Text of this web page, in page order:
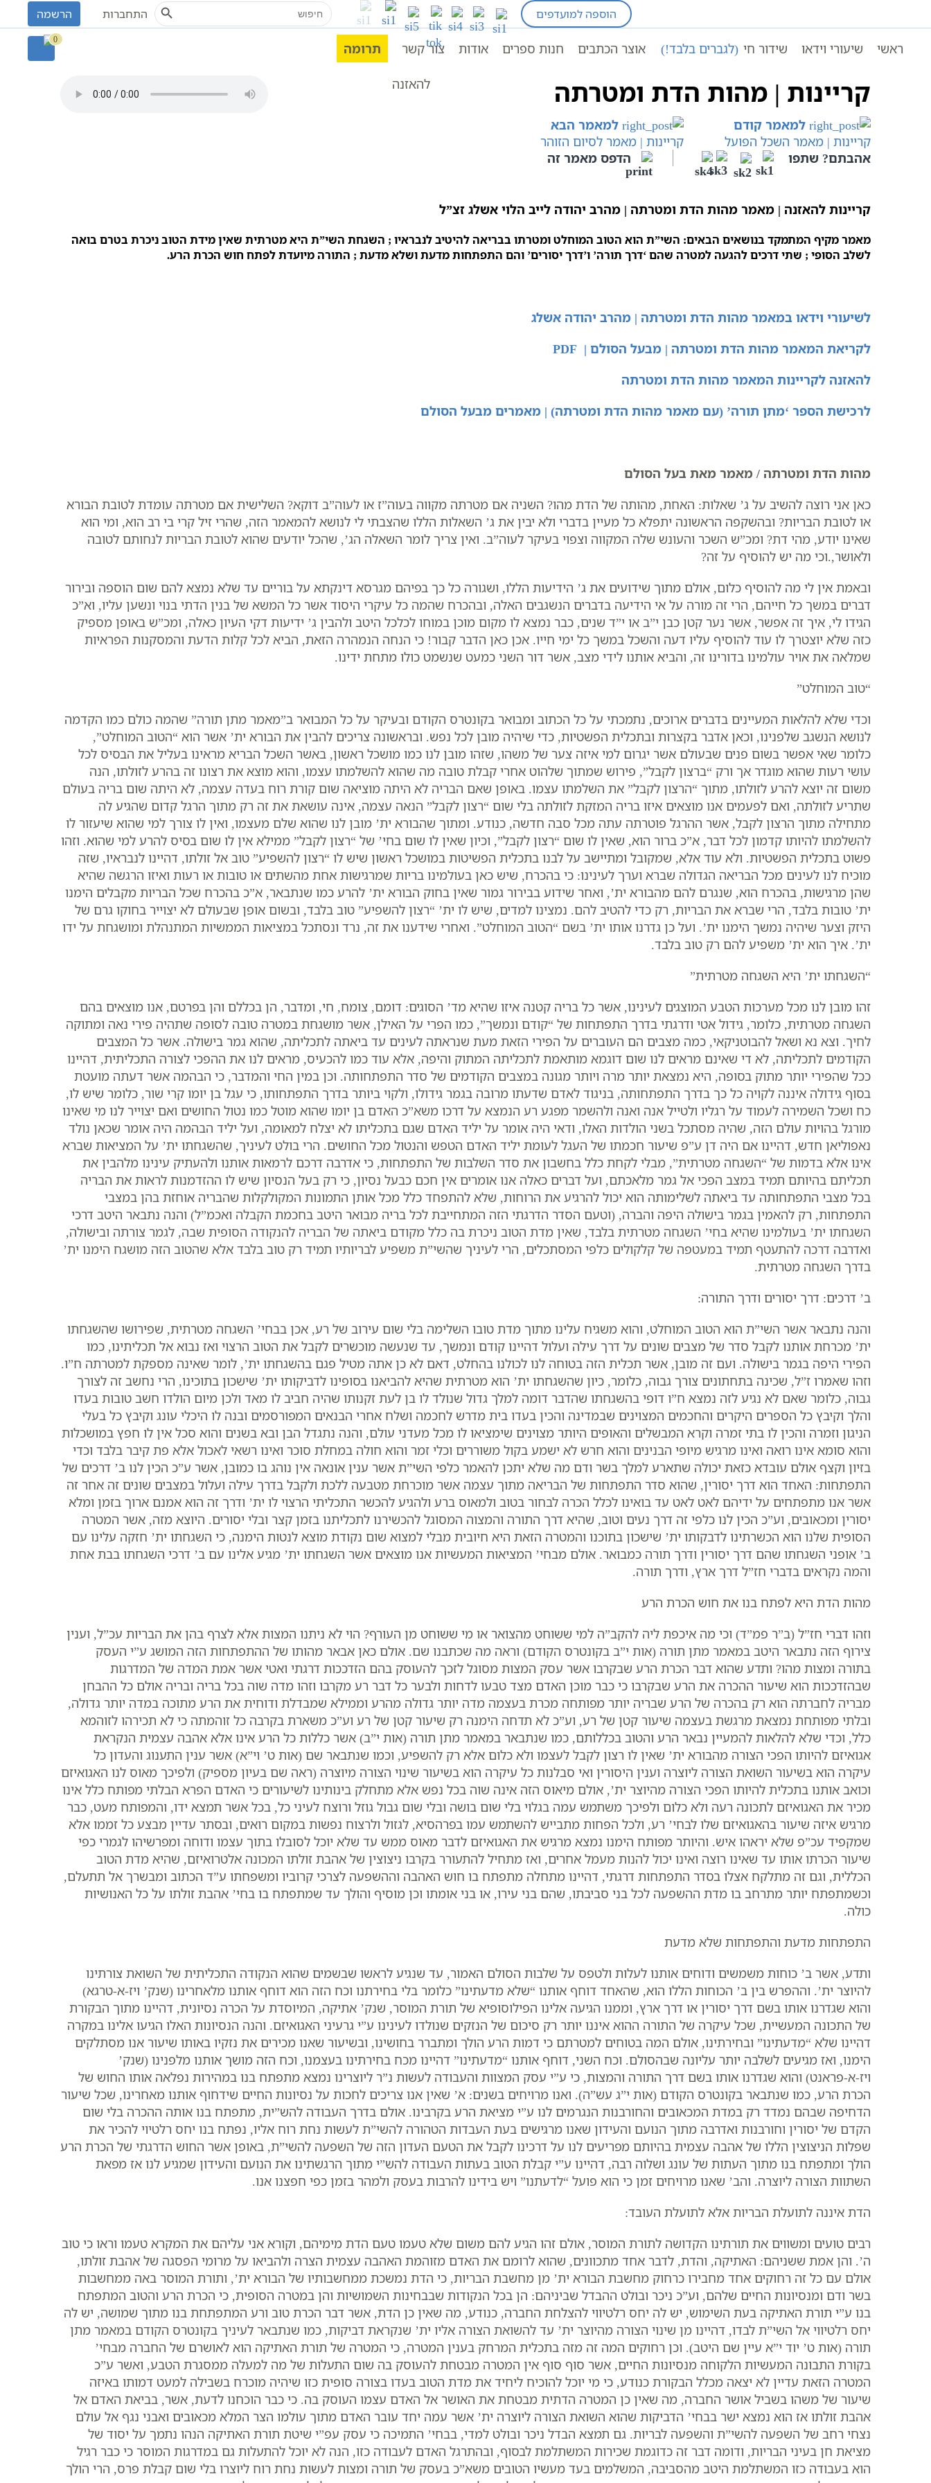
to
הוספה למועדפים Search
for: התחברות הרשמה
ראשי שיעורי וידאו שידור חי (לגברים בלבד!) אוצר הכתבים חנות ספרים אודות צור קשר תרומה
0
עמוד ראשי קריינות | מהות הדת ומטרתה
קריינות | מהות הדת ומטרתה להאזנה
קריינות להאזנה | מאמר מהות הדת ומטרתה | מהרב יהודה לייב הלוי אשלג זצ”ל
מאמר מקיף המתמקד בנושאים הבאים: השי”ת הוא הטוב המוחלט ומטרתו בבריאה להיטיב לנבראיו ; השגחת השי”ת היא מטרתית שאין מידת הטוב ניכרת בטרם בואה
לשלב הסופי ; שתי דרכים להגעה למטרה שהם ‘דרך תורה’ ו’דרך יסורים’ והם התפתחות מדעת ושלא מדעת ; התורה מיועדת לפתח חוש הכרת הרע.
לשיעורי וידאו במאמר מהות הדת ומטרתה | מהרב יהודה אשלג
לקריאת המאמר מהות הדת ומטרתה | מבעל הסולם | PDF
להאזנה לקריינות המאמר מהות הדת ומטרתה
לרכישת הספר ‘מתן תורה’ (עם מאמר מהות הדת ומטרתה) | מאמרים מבעל הסולם
מהות הדת ומטרתה / מאמר מאת בעל הסולם
כאן אני רוצה להשיב על ג’ שאלות: האחת, מהותה של הדת מהו? השניה אם מטרתה מקווה בעוה”ז או לעוה”ב דוקא? השלישית אם מטרתה עומדת לטובת הבורא
או לטובת הבריות? ובהשקפה הראשונה יתפלא כל מעיין בדברי ולא יבין את ג’ השאלות הללו שהצבתי לי לנושא להמאמר הזה, שהרי זיל קרי בי רב הוא, ומי הוא
שאינו יודע, מהי דת? ומכ”ש השכר והעונש שלה המקווה וצפוי בעיקר לעוה”ב. ואין צריך לומר השאלה הג’, שהכל יודעים שהוא לטובת הבריות לנחותם לטובה
ולאושר,.וכי מה יש להוסיף על זה?
ובאמת אין לי מה להוסיף כלום, אולם מתוך שידועים את ג’ הידיעות הללו, ושגורה כל כך בפיהם מגרסא דינקתא על בוריים עד שלא נמצא להם שום הוספה ובירור
דברים במשך כל חייהם, הרי זה מורה על אי הידיעה בדברים הנשגבים האלה, ובהכרח שהמה כל עיקרי היסוד אשר כל המשא של בנין הדתי בנוי ונשען עליו, וא”כ
הגידו לי, איך זה אפשר, אשר נער קטן כבן י”ב או י”ד שנים, כבר נמצא לו מקום מוכן במוחו לכלכל היטב ולהבין ג’ ידיעות דקי העיון כאלה, ומכ”ש באופן מספיק
כזה שלא יוצטרך לו עוד להוסיף עליו דעה והשכל במשך כל ימי חייו. אכן כאן הדבר קבור! כי הנחה הנמהרה הזאת, הביא לכל קלות הדעת והמסקנות הפראיות
שמלאה את אויר עולמינו בדורינו זה, והביא אותנו לידי מצב, אשר דור השני כמעט שנשמט כולו מתחת ידינו.
“טוב המוחלט”
וכדי שלא להלאות המעיינים בדברים ארוכים, נתמכתי על כל הכתוב ומבואר בקונטרס הקודם ובעיקר על כל המבואר ב”מאמר מתן תורה” שהמה כולם כמו הקדמה
לנושא הנשגב שלפנינו, וכאן אדבר בקצרות ובתכלית הפשטיות, כדי שיהיה מובן לכל נפש. ובראשונה צריכים להבין את הבורא ית’ אשר הוא “הטוב המוחלט”,
כלומר שאי אפשר בשום פנים שבעולם אשר יגרום למי איזה צער של משהו, שזהו מובן לנו כמו מושכל ראשון, באשר השכל הבריא מראינו בעליל את הבסיס לכל
עושי רעות שהוא מוגדר אך ורק “ברצון לקבל”, פירוש שמתוך שלהוט אחרי קבלת טובה מה שהוא להשלמתו עצמו, והוא מוצא את רצונו זה בהרע לזולתו, הנה
משום זה יוצא להרע לזולתו, מתוך “הרצון לקבל” את השלמתו עצמו. באופן שאם הבריה לא היתה מוציאה שום קורת רוח בעדה עצמה, לא היתה שום בריה בעולם
שתריע לזולתה, ואם לפעמים אנו מוצאים איזו בריה המזקת לזולתה בלי שום “רצון לקבל” הנאה עצמה, אינה עושאת את זה רק מתוך הרגל קדום שהגיע לה
מתחילה מתוך הרצון לקבל, אשר ההרגל פוטרתה עתה מכל סבה חדשה, כנודע. ומתוך שהבורא ית’ מובן לנו שהוא שלם מעצמו, ואין לו צורך למי שהוא שיעזור לו
להשלמתו להיותו קדמון לכל דבר, א”כ ברור הוא, שאין לו שום “רצון לקבל”, וכיון שאין לו שום בחי’ של “רצון לקבל” ממילא אין לו שום בסיס להרע למי שהוא. וזהו
פשוט בתכלית הפשטיות. ולא עוד אלא, שמקובל ומתיישב על לבנו בתכלית הפשיטות במושכל ראשון שיש לו “רצון להשפיע” טוב אל זולתו, דהיינו לנבראיו, שזה
מוכיח לנו לעינים מכל הבריאה הגדולה שברא וערך לעינינו: כי בהכרח, שיש כאן בעולמינו בריות שמרגישות אחת מהשתים או טובות או רעות ואיזו הרגשה שהיא
שהן מרגישות, בהכרח הוא, שנגרם להם מהבורא ית’, ואחר שידוע בבירור גמור שאין בחוק הבורא ית’ להרע כמו שנתבאר, א”כ בהכרח שכל הבריות מקבלים הימנו
ית’ טובות בלבד, הרי שברא את הבריות, רק כדי להטיב להם. נמצינו למדים, שיש לו ית’ “רצון להשפיע” טוב בלבד, ובשום אופן שבעולם לא יצוייר בחוקו גרם של
היזק וצער שיהיה נמשך הימנו ית’. ועל כן גדרנו אותו ית’ בשם “הטוב המוחלט”. ואחרי שידענו את זה, נרד ונסתכל במציאות הממשיות המתנהלת ומושגחת על ידו
ית’. איך הוא ית’ משפיע להם רק טוב בלבד.
“השגחתו ית’ היא השגחה מטרתית”
זהו מובן לנו מכל מערכות הטבע המוצגים לעינינו, אשר כל בריה קטנה איזו שהיא מד’ הסוגים: דומם, צומח, חי, ומדבר, הן בכללם והן בפרטם, אנו מוצאים בהם
השגחה מטרתית, כלומר, גידול אטי ודרגתי בדרך התפתחות של “קודם ונמשך”, כמו הפרי על האילן, אשר מושגחת במטרה טובה לסופה שתהיה פירי נאה ומתוקה
לחיך. וצא נא ושאל להבוטניקאי, כמה מצבים הם העוברים על הפירי הזאת מעת שנראתה לעינים עד ביאתה לתכליתה, שהוא גמר בישולה. אשר כל המצבים
הקודמים לתכליתה, לא די שאינם מראים לנו שום דוגמא מותאמת לתכליתה המתוק והיפה, אלא עוד כמו להכעיס, מראים לנו את ההפכי לצורה התכליתית, דהיינו
ככל שהפירי יותר מתוק בסופה, היא נמצאת יותר מרה ויותר מגונה במצבים הקודמים של סדר התפתחותה. וכן במין החי והמדבר, כי הבהמה אשר דעתה מועטת
בסוף גידולה איננה לקויה כל כך בדרך התפתחותה, בניגוד לאדם שדעתו מרובה בגמר גידולו, ולקוי ביותר בדרך התפתחותו, כי עגל בן יומו קרי שור, כלומר שיש לו,
כח ושכל השמירה לעמוד על רגליו ולטייל אנה ואנה ולהשמר מפגע רע הנמצא על דרכו משא”כ האדם בן יומו שהוא מוטל כמו נטול החושים ואם יצוייר לנו מי שאינו
מורגל בהויות עולם הזה, שהיה מסתכל בשני הולדות האלו, ודאי היה אומר על יליד האדם שגם בתכליתו לא יצלח למאומה, ועל יליד הבהמה היה אומר שכאן נולד
נאפוליאן חדש, דהיינו אם היה דן ע”פ שיעור חכמתו של העגל לעומת יליד האדם הטפש והנטול מכל החושים. הרי בולט לעיניך, שהשגחתו ית’ על המציאות שברא
אינו אלא בדמות של “השגחה מטרתית”, מבלי לקחת כלל בחשבון את סדר השלבות של התפתחות, כי אדרבה דרכם לרמאות אותנו ולהעתיק עינינו מלהבין את
תכליתם בהיותם תמיד במצב הפכי אל גמר מלאכתם, ועל דברים כאלה אנו אומרים אין חכם כבעל נסיון, כי רק בעל הנסיון שיש לו ההזדמנות לראות את הבריה
בכל מצבי התפתחותה עד ביאתה לשלימותה הוא יכול להרגיע את הרוחות, שלא להתפחד כלל מכל אותן התמונות המקולקלות שהבריה אוחזת בהן במצבי
התפתחות, רק להאמין בגמר בישולה היפה והברה, (וטעם הסדר הדרגתי הזה המתחייבת לכל בריה מבואר היטב בחכמת הקבלה ואכמ”ל) והנה נתבאר היטב דרכי
השגחתו ית’ בעולמינו שהיא בחי’ השגחה מטרתית בלבד, שאין מדת הטוב ניכרת בה כלל מקודם ביאתה של הבריה להנקודה הסופית שבה, לגמר צורתה ובישולה,
ואדרבה דרכה להתעטף תמיד במעטפה של קלקולים כלפי המסתכלים, הרי לעיניך שהשי”ת משפיע לבריותיו תמיד רק טוב בלבד אלא שהטוב הזה מושגח הימנו ית’
בדרך השגחה מטרתית.
ב’ דרכים: דרך יסורים ודרך התורה:
והנה נתבאר אשר השי”ת הוא הטוב המוחלט, והוא משגיח עלינו מתוך מדת טובו השלימה בלי שום עירוב של רע, אכן בבחי’ השגחה מטרתית, שפירושו שהשגחתו
ית’ מכרחת אותנו לקבל סדר של מצבים שונים על דרך עילה ועלול דהיינו קודם ונמשך, עד שנעשה מוכשרים לקבל את הטוב הרצוי ואז נבוא אל תכליתינו, כמו
הפירי היפה בגמר בישולה. ועם זה מובן, אשר תכלית הזה בטוחה לנו לכולנו בהחלט, דאם לא כן אתה מטיל פגם בהשגחתו ית’, לומר שאינה מספקת למטרתה ח”ו.
וזהו שאמרו ז”ל, שכינה בתחתונים צורך גבוה, כלומר, כיון שהשגחתו ית’ הוא מטרתית שהיא להביאנו בסופינו לדביקותו ית’ שישכון בתוכינו, הרי נחשב זה לצורך
גבוה, כלומר שאם לא נגיע לזה נמצא ח”ו דופי בהשגחתו שהדבר דומה למלך גדול שנולד לו בן לעת זקנותו שהיה חביב לו מאד ולכן מיום הולדו חשב טובות בעדו
והלך וקיבץ כל הספרים היקרים והחכמים המצוינים שבמדינה והכין בעדו בית מדרש לחכמה ושלח אחרי הבנאים המפורסמים ובנה לו היכלי עונג וקיבץ כל בעלי
הניגון וזמרה והכין לו בתי זמרה וקרא המבשלים והאופים היותר מצוינים שימציאו לו מכל מעדני עולם, והנה נתגדל הבן ובא בשנים והוא סכל אין לו חפץ במושכלות
והוא סומא אינו רואה ואינו מרגיש מיופי הבנינים והוא חרש לא ישמע בקול משוררים וכלי זמר והוא חולה במחלת סוכר ואינו רשאי לאכול אלא פת קיבר בלבד וכדי
בזיון וקצף אולם עובדא כזאת יכולה שתארע למלך בשר ודם מה שלא יתכן להאמר כלפי השי”ת אשר ענין אונאה אין נוהג בו כמובן, אשר ע”כ הכין לנו ב’ דרכים של
התפתחות: האחד הוא דרך יסורין, שהוא סדר התפתחות של הבריאה מתוך עצמה אשר מוכרחת מטבעה ללכת ולקבל בדרך עילה ועלול במצבים שונים זה אחר זה
אשר אנו מתפתחים על ידיהם לאט לאט עד בואינו לכלל הכרה לבחור בטוב ולמאוס ברע ולהגיע להכשר התכליתי הרצוי לו ית’ ודרך זה הוא אמנם ארוך בזמן ומלא
יסורין ומכאובים, וע”כ הכין לנו כלפי זה דרך נעים וטוב, שהיא דרך התורה והמצוה המסוגל להכשירנו לתכליתנו בזמן קצר ובלי יסורים. היוצא מזה, אשר המטרה
הסופית שלנו הוא הכשרתינו לדבקותו ית’ שישכון בתוכנו והמטרה הזאת היא חיובית מבלי למצוא שום נקודת מוצא לנטות הימנה, כי השגחתו ית’ חזקה עלינו עם
ב’ אופני השגחתו שהם דרך יסורין ודרך תורה כמבואר. אולם מבחי’ המציאות המעשיות אנו מוצאים אשר השגחתו ית’ מגיע אלינו עם ב’ דרכי השגחתו בבת אחת
והמה נקראים בדברי חז”ל דרך ארץ, ודרך תורה.
מהות הדת היא לפתח בנו את חוש הכרת הרע
וזהו דברי חז”ל (ב”ר פמ”ד) וכי מה איכפת ליה להקב”ה למי ששוחט מהצואר או מי ששוחט מן העורף? הוי לא ניתנו המצות אלא לצרף בהן את הבריות עכ”ל, וענין
צירוף הזה נתבאר היטב במאמר מתן תורה (אות י”ב בקונטרס הקודם) וראה מה שכתבנו שם. אולם כאן אבאר מהותו של ההתפתחות הזה המושג ע”י העסק
בתורה ומצות מהו? ותדע שהוא דבר הכרת הרע שבקרבו אשר עסק המצות מסוגל לזכך להעוסק בהם הזדככות דרגתי ואטי אשר אמת המדה של המדרגות
שבהזדככות הוא שיעור ההכרה את הרע שבקרבו כי כבר מוכן האדם מצד טבעו לדחות ולבער כל דבר רע מקרבו וזהו מדה שוה בכל בריה ובריה אולם כל ההבחן
מבריה לחברתה הוא רק בהכרה של הרע שבריה יותר מפותחה מכרת בעצמה מדה יותר גדולה מהרע וממילא שמבדלת ודוחית את הרע מתוכה במדה יותר גדולה,
ובלתי מפותחת נמצאת מרגשת בעצמה שיעור קטן של רע, וע”כ לא תדחה הימנה רק שיעור קטן של רע וע”כ משארת בקרבה כל זוהמתה כי לא תכירהו לזוהמא
כלל, וכדי שלא להלאות להמעיין נבאר הרע והטוב בכללותם, כמו שנתבאר במאמר מתן תורה (אות י”ב) אשר כללות כל הרע אינו אלא אהבה עצמית הנקראת
אגואיזם להיותו הפכי הצורה מהבורא ית’ שאין לו רצון לקבל לעצמו ולא כלום אלא רק להשפיע, וכמו שנתבאר שם (אות ט’ וי”א) אשר ענין התענוג והעדון כל
עיקרה הוא בשיעור השואת הצורה ליוצרה וענין היסורין ואי סבלנות כל עיקרה הוא בשיעור שינוי הצורה מיוצרה (ראה שם בעיון מספיק) ולפיכך מאוס לנו האגואיזם
וכואב אותנו בתכלית להיותו הפכי הצורה מהיוצר ית’, אולם מיאוס הזה אינה שוה בכל נפש אלא מתחלק בינותינו לשיעורים כי האדם הפרא הבלתי מפותח כלל אינו
מכיר את האגואיזם לתכונה רעה ולא כלום ולפיכך משתמש עמה בגלוי בלי שום בושה ובלי שום גבול גוזל ורוצח לעיני כל, בכל אשר תמצא ידו, והמפותח מעט, כבר
מרגיש איזה שיעור בהאגואיזם שלו לבחי’ רע, ולכל הפחות מתבייש להשתמש עמו בפרהסיא, לגזול ולרצוח נפשות במקום רואים, ובסתר עדיין מבצע כל זממו אלא
שמקפיד עכ”פ שלא יראהו איש. והיותר מפותח הימנו נמצא מרגיש את האגואיזם לדבר מאוס ממש עד שלא יוכל לסובלו בתוך עצמו ודוחה ומפרשיהו לגמרי כפי
שיעור הכרתו אותו עד שאינו רוצה ואינו יכול להנות מעמל אחרים, ואז מתחיל להתעורר בקרבו ניצוצין של אהבת זולתו המכונה אלטרואיזם, שהיא מדת הטוב
הכללית, וגם זה מתלקח אצלו בסדר התפתחות דרגתי, דהיינו מתחלה מתפתח בו חוש האהבה וההשפעה לצרכי קרוביו ומשפחתו ע”ד הכתוב ומבשרך אל תתעלם,
וכשמתפתח יותר מתרחב בו מדת ההשפעה לכל בני סביבתו, שהם בני עירו, או בני אומתו וכן מוסיף והולך עד שמתפתח בו בחי’ אהבת זולתו על כל האנושיות
כולה.
התפתחות מדעת והתפתחות שלא מדעת
ותדע, אשר ב’ כוחות משמשים ודוחים אותנו לעלות ולטפס על שלבות הסולם האמור, עד שנגיע לראשו שבשמים שהוא הנקודה התכליתית של השואת צורתינו
להיוצר ית’. וההפרש בין ב’ הכוחות הללו הוא, שהאחד דוחף אותנו “שלא מדעתינו” כלומר בלי בחירתנו וכח הזה הוא דוחף אותנו מלאחרינו (שנק’ ויז-א-טרגא)
והוא שגדרנו אותו בשם דרך יסורין או דרך ארץ, וממנו הגיעה אלינו הפילוסופיא של תורת המוסר, שנק’ אתיקה, המיוסדת על הכרה נסיונית, דהיינו מתוך הבקורת
של התכונה המעשיית, שכל עיקרה של התורה ההוא איננו יותר רק סיכום של הנזקים שנולדו לעינינו ע”י גרעיני האגואיזם. והנה הנסיונות האלו הגיעו אלינו במקרה
דהיינו שלא “מדעתינו” ובחירתינו, אולם המה בטוחים למטרתם כי דמות הרע הולך ומתברר בחושינו, ובשיעור שאנו מכירים את נזקיו באותו שיעור אנו מסתלקים
הימנו, ואז מגיעים לשלבה יותר עליונה שבהסולם. וכח השני, דוחף אותנו “מדעתינו” דהיינו מכח בחירתינו בעצמנו, וכח הזה מושך אותנו מלפנינו (שנק’
ויז-א-פראנט) והוא שגדרנו אותו בשם דרך התורה והמצות, כי ע”י עסק המצוות והעבודה לעשות נ”ר ליוצרינו נמצא מתפתח בנו במהירות נפלאה אותו החוש של
הכרת הרע, כמו שנתבאר בקונטרס הקודם (אות י”ג עש”ה). ואנו מרויחים בשנים: א’ שאין אנו צריכים לחכות על נסיונות החיים שידחוף אותנו מאחרינו, שכל שיעור
הדחיפה שבהם נמדד רק במדת המכאובים והחורבנות הנגרמים לנו ע”י מציאת הרע בקרבינו. אולם בדרך העבודה להש”ית, מתפתח בנו אותה ההכרה בלי שום
הקדם של יסורין וחורבנות ואדרבה מתוך הנועם והעידון שאנו מרגישים בעת העבדות הטהורה להשי”ת לעשות נחת רוח אליו, נפתח בנו יחס רלטיוי להכיר את
שפלות הניצוצין הללו של אהבה עצמית בהיותם מפריעים לנו על דרכינו לקבל את הטעם העדון הזה של השפעה להשי”ת, באופן אשר החוש הדרגתי של הכרת הרע
הולך ומתפתח בנו מתוך העתות של עונג ושלוה רבה, דהיינו ע”י קבלת הטוב בעתות העבודה להש”י מתוך הרגשתינו את הנועם והעידון שמגיע לנו אז מפאת
השתוות הצורה ליוצרה. והב’ שאנו מרויחים זמן כי הוא פועל “לדעתנו” ויש בידינו להרבות בעסק ולמהר בזמן כפי חפצנו אנו.
הדת איננה לתועלת הבריות אלא לתועלת העובד:
רבים טועים ומשווים את תורתינו הקדושה לתורת המוסר, אולם זהו הגיע להם משום שלא טעמו טעם הדת מימיהם, וקורא אני עליהם את המקרא טעמו וראו כי טוב
ה’. והן אמת ששניהם: האתיקה, והדת, לדבר אחד מתכוונים, שהוא לרומם את האדם מזוהמת האהבה עצמית הצרה ולהביאו על מרומי הפסגה של אהבת זולתו,
אולם עם כל זה רחוקים אחד מחבירו כרחוק מחשבת הבורא ית’ מן מחשבת הבריות, כי הדת נמשכת ממחשבותיו של הבורא ית’, ותורת המוסר באה ממחשבות
בשר ודם ומנסיונות החיים שלהם, וע”כ ניכר ובולט ההבדל שביניהם: הן בכל הנקודות שבבחינות השמושיות והן במטרה הסופית, כי הכרת הרע והטוב המתפתח
בנו ע”י תורת האתיקה בעת השימוש, יש לה יחס רלטיווי להצלחת החברה, כנודע, מה שאין כן הדת, אשר דבר הכרת טוב ורע המתפתחת בנו מתוך שמושה, יש לה
יחס רלטיווי אל השי”ת לבדו, דהיינו מן שינוי הצורה מהיוצר ית’ עד להשואת הצורה אליו ית’ שנקראת דביקות, כמו שנתבאר לעיניך בקונטרס הקודם במאמר מתן
תורה (אות ט’ יוד י”א עיין שם היטב). וכן רחוקים המה זה מזה בתכלית המרחק בענין המטרה, כי המטרה של תורת האתיקה הוא לאושרם של החברה מבחי’
בקורת התבונה המעשיות הלקוחה מנסיונות החיים, אשר סוף סוף אין המטרה מבטחת להעוסק בה שום התעלות של מה למעלה ממסגרת הטבע, ואשר ע”כ
המטרה הזאת עדיין לא יצאה מכלל הבקורת כנודע, כי מי יוכל להוכיח ליחיד את מדת הטוב בעדו בצורה סופית כזו שיהיה מוכרח בשבילה למעט דמותו באיזה
שיעור של משהו בשביל אושר החברה, מה שאין כן המטרה הדתית מבטחת את האושר אל האדם עצמו העוסק בה. כי כבר הוכחנו לדעת, אשר, בביאת האדם אל
אהבת זולתו אז הוא נמצא ישר בבחי’ הדביקות שהוא השואת הצורה ליוצרה ית’ אשר עמה יחד עובר האדם מתוך עולמו הצר המלא מכאובים ואבני נגף אל עולם
נצחי רחב של השפעה להשי”ת והשפעה לבריות. גם תמצא הבדל ניכר ובולט למדי, בבחי’ התמיכה כי עסק עפ”י שיטת תורת האתיקה הנהו נתמך על יסוד של
מציאת חן בעיני הבריות, ודומה דבר זה כדוגמת שכירות המשתלמת לבסוף, ובהתרגל האדם לעבודה כזו, הנה לא יוכל להתעלות גם במדרגות המוסר כי כבר רגיל
הוא בעבודה כזו המשתלמת היטב מהסביבה, המשלמים בעד מעשיו הטובים משא”כ בעסק של תורה ומצות לעשות נחת רוח ליוצרו בלי שום קבלת פרס, הרי הולך
למאמר קודם
קריינות | מאמר השכל הפועל
למאמר הבא
קריינות | מאמר לסיום הזוהר
אהבתם? שתפו
הדפס מאמר זה